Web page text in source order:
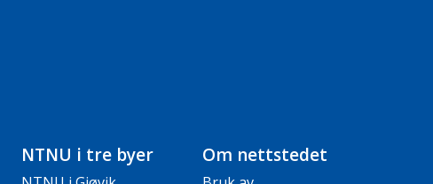
NTNU i tre byer Om nettstedet